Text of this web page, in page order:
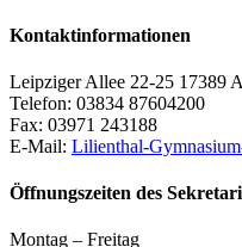
Kontaktinformationen
Leipziger Allee 22-25 17389
Telefon: 03834 87604200
Fax: 03971 243188
E-Mail: Lilienthal-
Öffnungszeiten des
Montag – Freitag